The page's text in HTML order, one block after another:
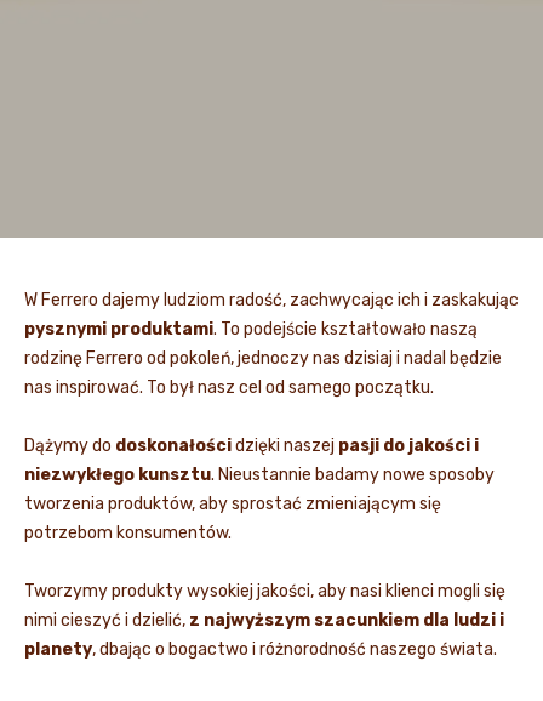
W Ferrero dajemy ludziom radość, zachwycając ich i zaskakując
pysznymi produktami. To podejście kształtowało naszą
rodzinę Ferrero od pokoleń, jednoczy nas dzisiaj i nadal będzie
nas inspirować. To był nasz cel od samego początku.
Dążymy do doskonałościdzięki naszej pasji do jakości i
niezwykłego kunsztu. Nieustannie badamy nowe sposoby
tworzenia produktów, aby sprostać zmieniającym się
potrzebom konsumentów.
Tworzymy produkty wysokiej jakości, aby nasi klienci mogli się
nimi cieszyć i dzielić, z najwyższym szacunkiem dla ludzi i
planety, dbając o bogactwo i różnorodność naszego świata.